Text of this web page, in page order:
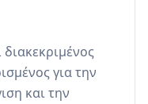
για την
και την